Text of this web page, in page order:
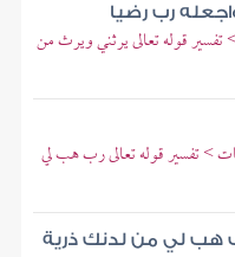
رب رضيا
قوله تعالى يرثني ويرث من
> تفسير قوله تعالى رب هب لي
هب لي من لدنك ذرية